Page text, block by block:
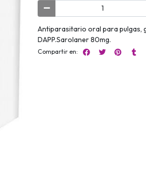
Antiparasitario oral para pulgas,
DAPP.Sarolaner 80mg.
Compartir en: